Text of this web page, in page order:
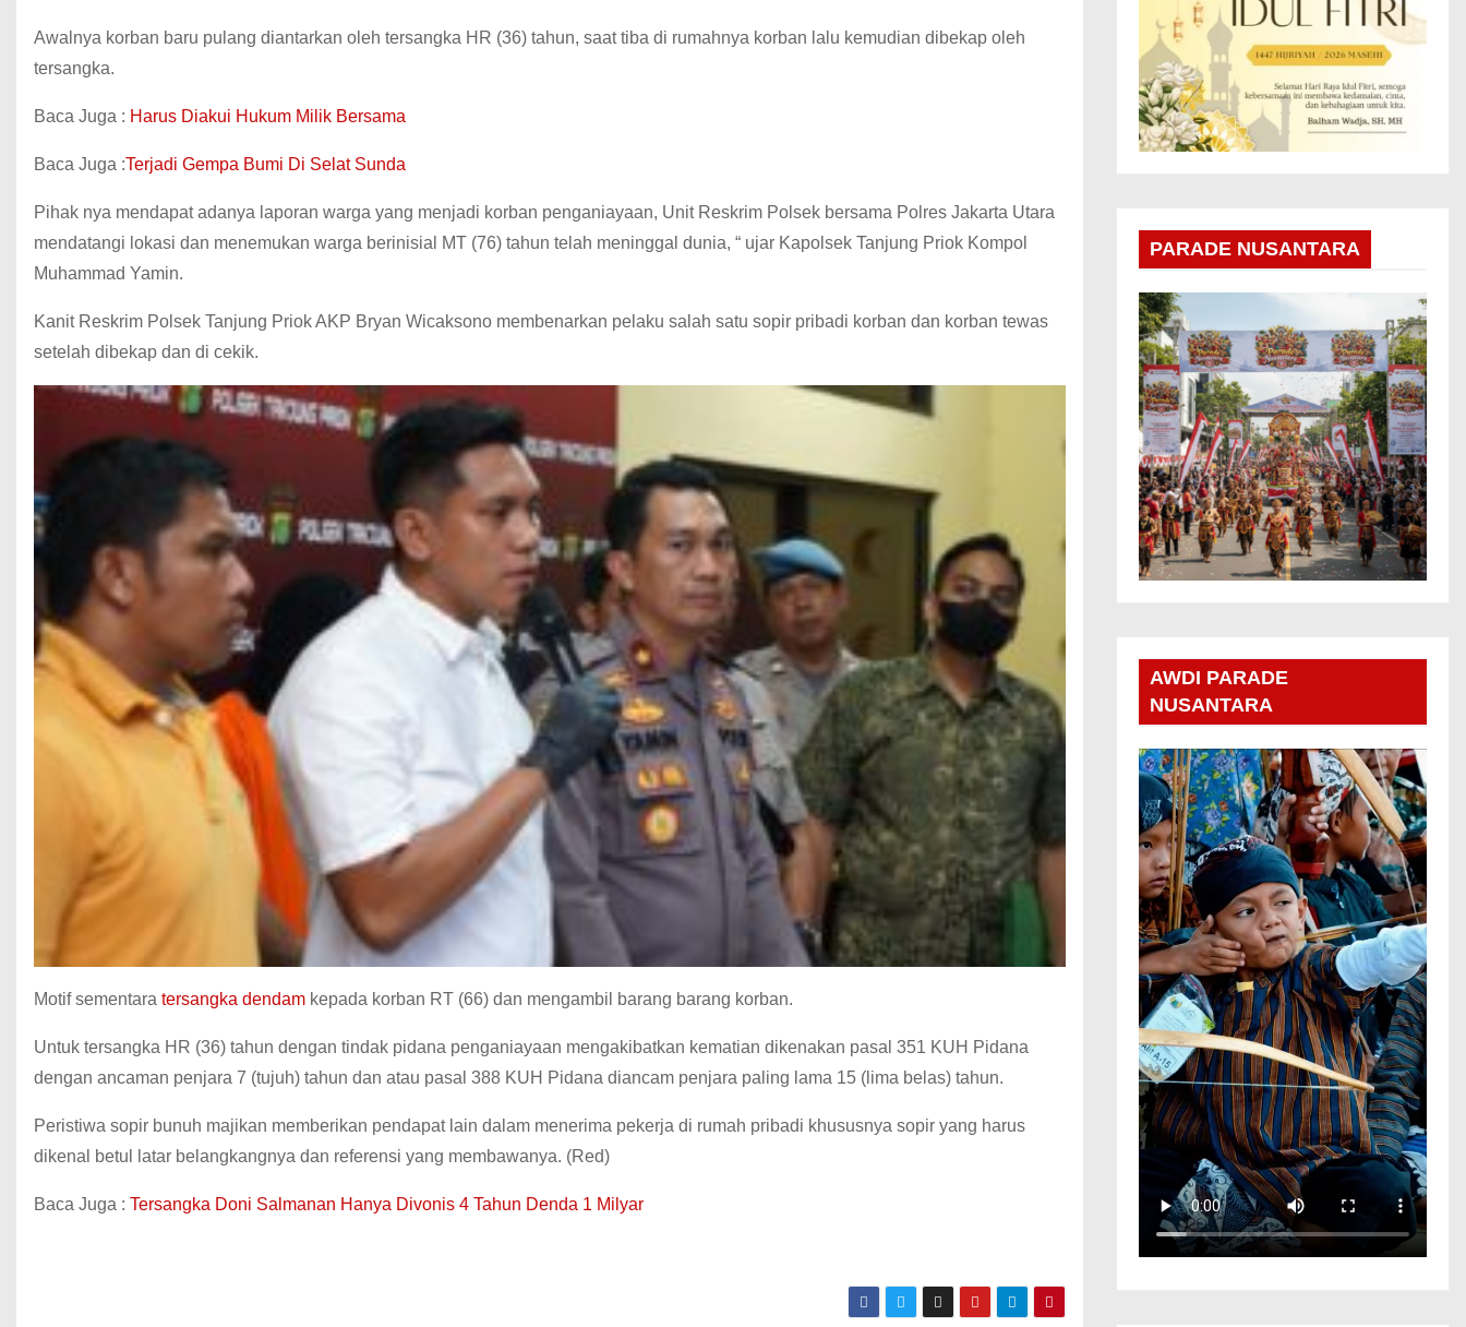
Awalnya korban baru pulang diantarkan oleh tersangka HR (36) tahun, saat tiba di rumahnya korban lalu kemudian dibekap oleh
tersangka.
Baca Juga : Harus Diakui Hukum Milik Bersama
Baca Juga :Terjadi Gempa Bumi Di Selat Sunda
Pihak nya mendapat adanya laporan warga yang menjadi korban penganiayaan, Unit Reskrim Polsek bersama Polres Jakarta Utara
mendatangi lokasi dan menemukan warga berinisial MT (76) tahun telah meninggal dunia, “ ujar Kapolsek Tanjung Priok Kompol
Muhammad Yamin.
Kanit Reskrim Polsek Tanjung Priok AKP Bryan Wicaksono membenarkan pelaku salah satu sopir pribadi korban dan korban tewas
setelah dibekap dan di cekik.
Motif sementara tersangka dendam kepada korban RT (66) dan mengambil barang barang korban.
Untuk tersangka HR (36) tahun dengan tindak pidana penganiayaan mengakibatkan kematian dikenakan pasal 351 KUH Pidana
dengan ancaman penjara 7 (tujuh) tahun dan atau pasal 388 KUH Pidana diancam penjara paling lama 15 (lima belas) tahun.
Peristiwa sopir bunuh majikan memberikan pendapat lain dalam menerima pekerja di rumah pribadi khususnya sopir yang harus
dikenal betul latar belangkangnya dan referensi yang membawanya. (Red)
Baca Juga : Tersangka Doni Salmanan Hanya Divonis 4 Tahun Denda 1 Milyar
PARADE NUSANTARA
AWDI PARADE
NUSANTARA